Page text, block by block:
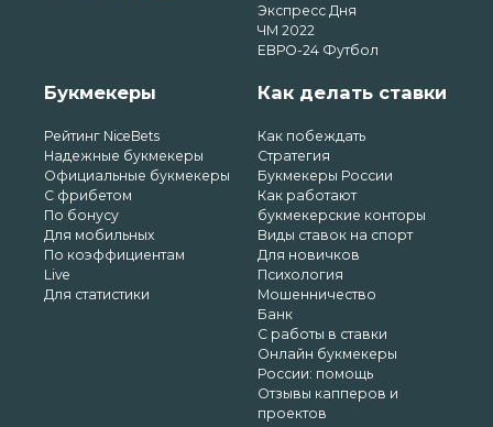
Экспресс Дня
ЧМ 2022
ЕВРО-24 Футбол
Букмекеры
Рейтинг NiceBets
Надежные букмекеры
Официальные букмекеры
С фрибетом
По бонусу
Для мобильных
По коэффициентам
Live
Для статистики
Как делать ставки
Как побеждать
Стратегия
Букмекеры России
Как работают
букмекерские конторы
Виды ставок на спорт
Для новичков
Психология
Мошенничество
Банк
С работы в ставки
Онлайн букмекеры
России: помощь
Отзывы капперов и
проектов